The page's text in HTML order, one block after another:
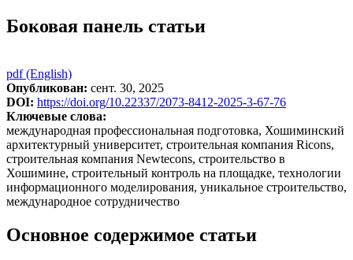
Боковая панель статьи
pdf (English)
Опубликован: сент. 30, 2025
DOI: https://doi.org/10.22337/2073-8412-2025-3-67-76
Ключевые слова:
международная профессиональная подготовка, Хошиминский
архитектурный университет, строительная компания Ricons,
строительная компания Newtecons, строительство в
Хошимине, строительный контроль на площадке, технологии
информационного моделирования, уникальное строительство,
международное сотрудничество
Основное содержимое статьи